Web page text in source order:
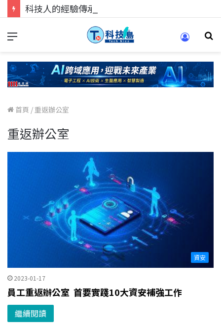
首頁 /重返辦公室
重返辦公室
資安
2023-01-17
員工重返辦公室 首要實踐10大資安補強工作
繼續閱讀